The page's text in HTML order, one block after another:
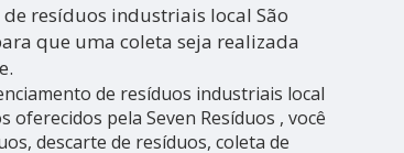
resíduos industriais local São
que uma coleta seja realizada
de resíduos industriais local
oferecidos pela Seven Resíduos , você
descarte de resíduos, coleta de